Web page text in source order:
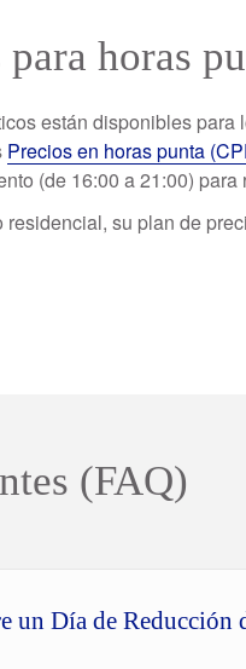
horas
están disponibles
Precios en horas punta
(de 16:00 a 21:00)
su plan de
(FAQ)
un Día de